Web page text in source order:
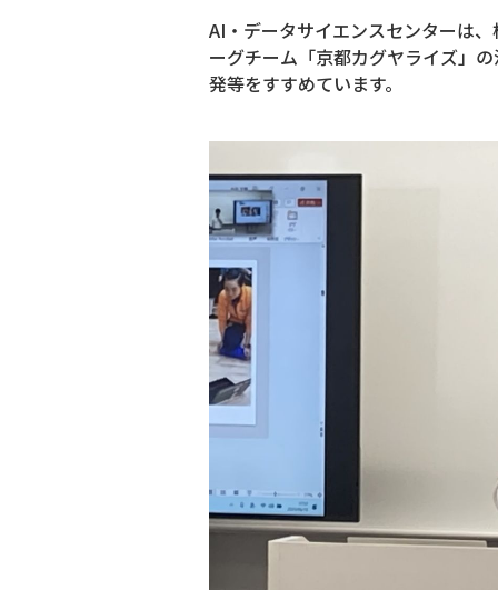
AI・データサイエンスセンターは
ーグチーム「京都カグヤライズ」
発等をすすめています。